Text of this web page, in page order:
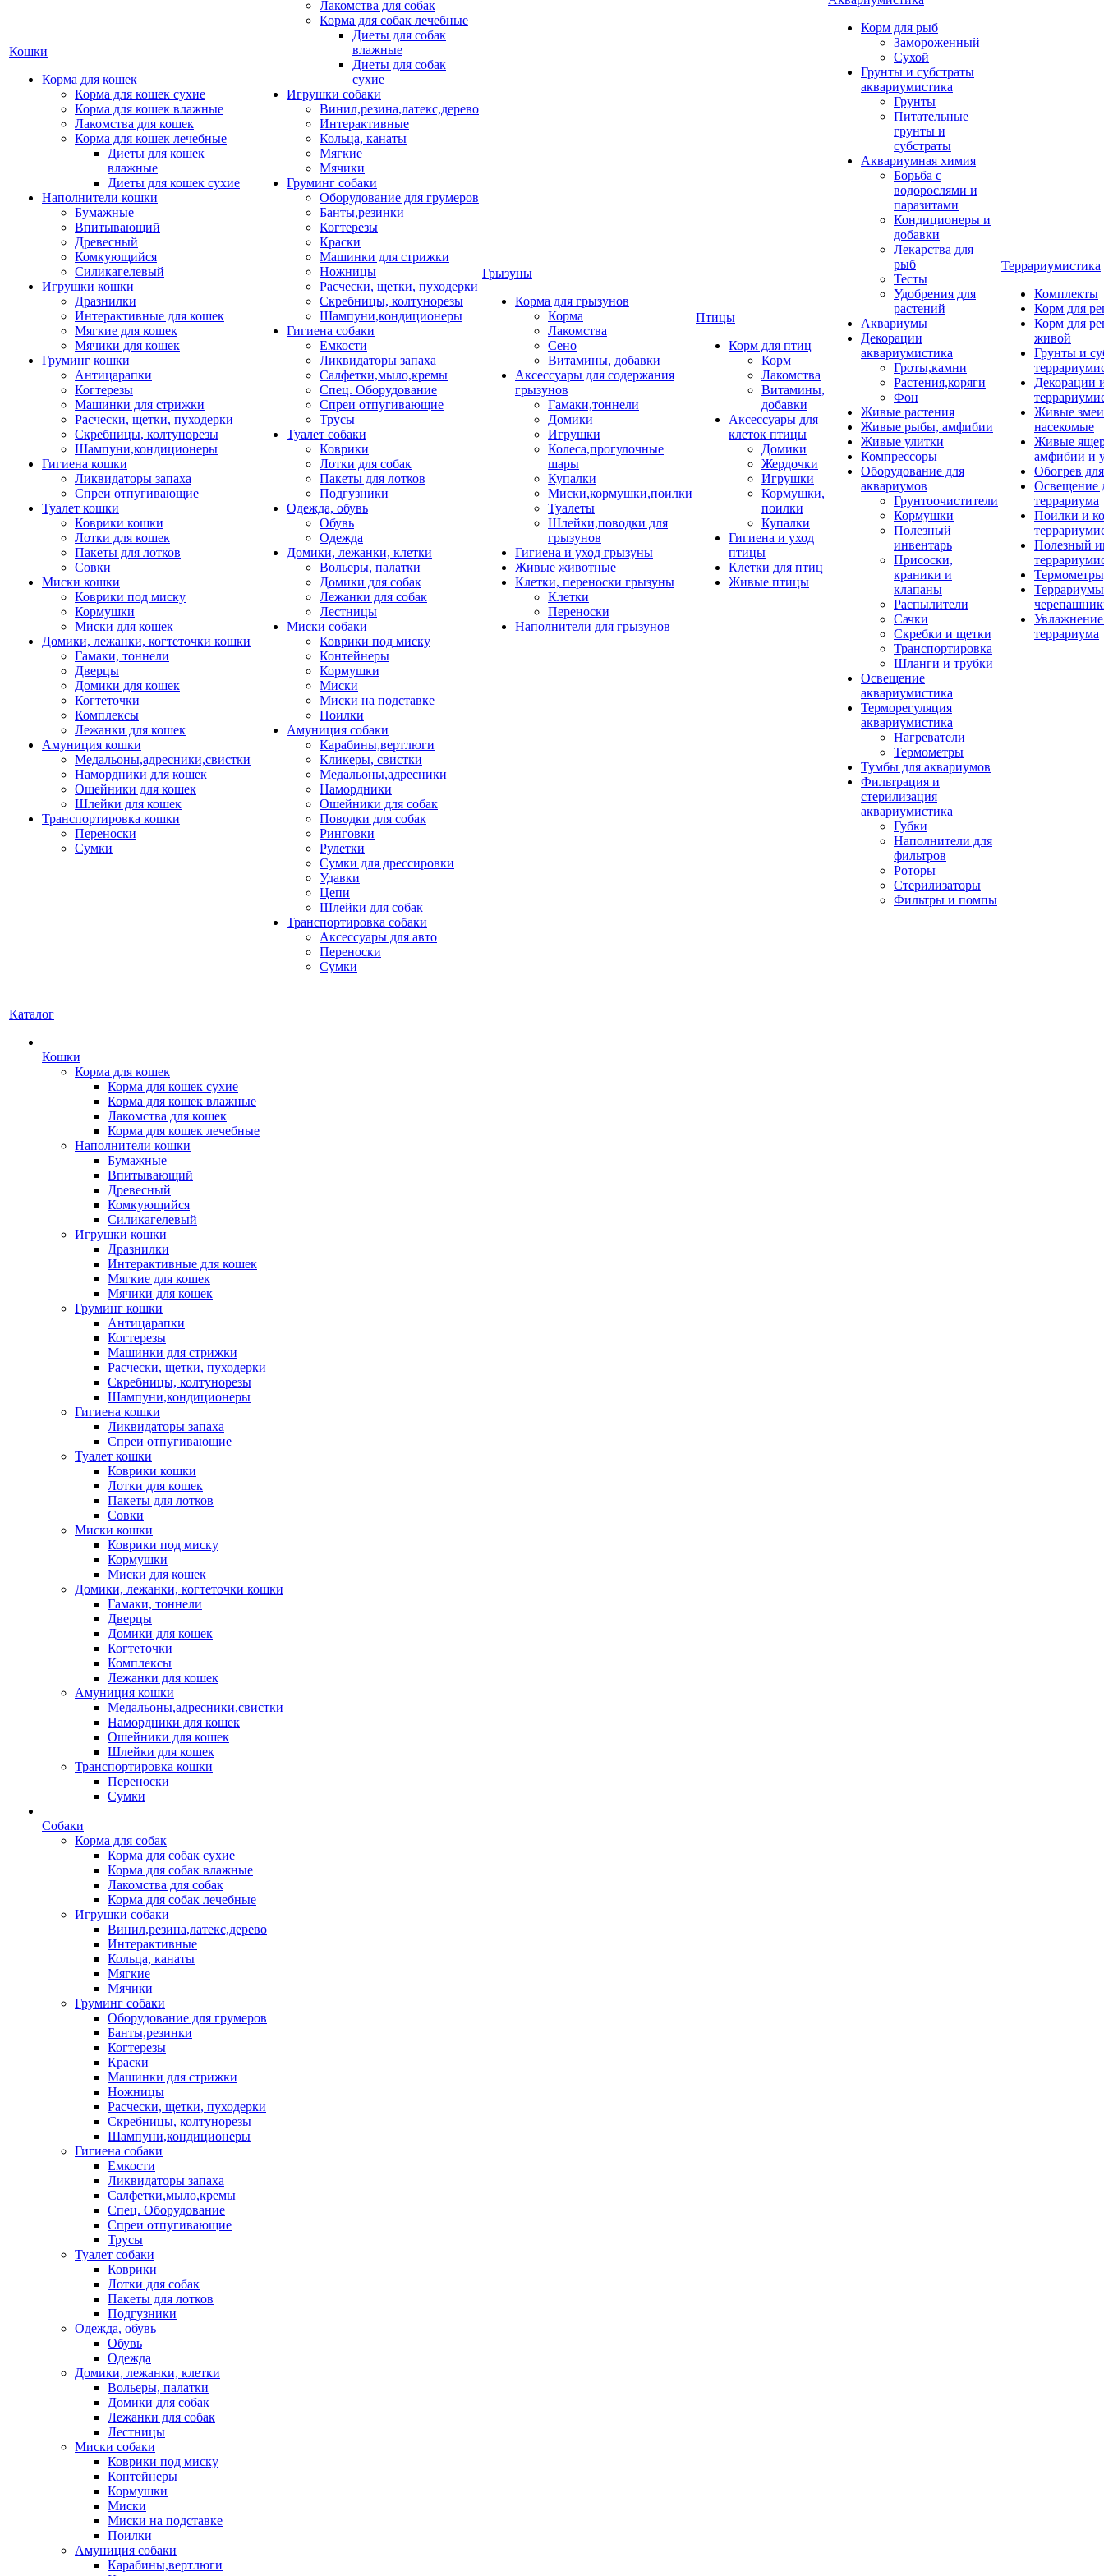
Кошки
Корма для кошек
Корма для кошек сухие
Корма для кошек влажные
Лакомства для кошек
Корма для кошек лечебные
Диеты для кошек
влажные
Диеты для кошек сухие
Наполнители кошки
Бумажные
Впитывающий
Древесный
Комкующийся
Силикагелевый
Игрушки кошки
Дразнилки
Интерактивные для кошек
Мягкие для кошек
Мячики для кошек
Груминг кошки
Антицарапки
Когтерезы
Машинки для стрижки
Расчески, щетки, пуходерки
Скребницы, колтунорезы
Шампуни,кондиционеры
Гигиена кошки
Ликвидаторы запаха
Спреи отпугивающие
Туалет кошки
Коврики кошки
Лотки для кошек
Пакеты для лотков
Совки
Миски кошки
Коврики под миску
Кормушки
Миски для кошек
Домики, лежанки, когтеточки кошки
Гамаки, тоннели
Дверцы
Домики для кошек
Когтеточки
Комплексы
Лежанки для кошек
Амуниция кошки
Медальоны,адресники,свистки
Намордники для кошек
Ошейники для кошек
Шлейки для кошек
Транспортировка кошки
Переноски
Сумки
Лакомства для собак
Корма для собак лечебные
Диеты для собак
влажные
Диеты для собак
сухие
Игрушки собаки
Винил,резина,латекс,дерево
Интерактивные
Кольца, канаты
Мягкие
Мячики
Груминг собаки
Оборудование для грумеров
Банты,резинки
Когтерезы
Краски
Машинки для стрижки
Ножницы
Расчески, щетки, пуходерки
Скребницы, колтунорезы
Шампуни,кондиционеры
Гигиена собаки
Емкости
Ликвидаторы запаха
Салфетки,мыло,кремы
Спец. Оборудование
Спреи отпугивающие
Трусы
Туалет собаки
Коврики
Лотки для собак
Пакеты для лотков
Подгузники
Одежда, обувь
Обувь
Одежда
Домики, лежанки, клетки
Вольеры, палатки
Домики для собак
Лежанки для собак
Лестницы
Миски собаки
Коврики под миску
Контейнеры
Кормушки
Миски
Миски на подставке
Поилки
Амуниция собаки
Карабины,вертлюги
Кликеры, свистки
Медальоны,адресники
Намордники
Ошейники для собак
Поводки для собак
Ринговки
Рулетки
Сумки для дрессировки
Удавки
Цепи
Шлейки для собак
Транспортировка собаки
Аксессуары для авто
Переноски
Сумки
Грызуны
Корма для грызунов
Корма
Лакомства
Сено
Витамины, добавки
Аксессуары для содержания
грызунов
Гамаки,тоннели
Домики
Игрушки
Колеса,прогулочные
шары
Купалки
Миски,кормушки,поилки
Туалеты
Шлейки,поводки для
грызунов
Гигиена и уход грызуны
Живые животные
Клетки, переноски грызуны
Клетки
Переноски
Наполнители для грызунов
Птицы
Корм для птиц
Корм
Лакомства
Витамины,
добавки
Аксессуары для
клеток птицы
Домики
Жердочки
Игрушки
Кормушки,
поилки
Купалки
Гигиена и уход
птицы
Клетки для птиц
Живые птицы
Корм для рыб
Замороженный
Сухой
Грунты и субстраты
аквариумистика
Грунты
Питательные
грунты и
субстраты
Аквариумная химия
Борьба с
водорослями и
паразитами
Кондиционеры и
добавки
Лекарства для
рыб
Тесты
Удобрения для
растений
Аквариумы
Декорации
аквариумистика
Гроты,камни
Растения,коряги
Фон
Живые растения
Живые рыбы, амфибии
Живые улитки
Компрессоры
Оборудование для
аквариумов
Грунтоочистители
Кормушки
Полезный
инвентарь
Присоски,
краники и
клапаны
Распылители
Сачки
Скребки и щетки
Транспортировка
Шланги и трубки
Освещение
аквариумистика
Терморегуляция
аквариумистика
Нагреватели
Термометры
Тумбы для аквариумов
Фильтрация и
стерилизация
аквариумистика
Губки
Наполнители для
фильтров
Роторы
Стерилизаторы
Фильтры и помпы
Террариумистика
Комплекты
Корм для
Корм для
живой
Грунты и
Декорации
Живые
насекомые
Живые
амфибии и
Обогрев
Освещение
террариума
Поилки и
Полезный
террариума
Каталог
Кошки
Корма для кошек
Корма для кошек сухие
Корма для кошек влажные
Лакомства для кошек
Корма для кошек лечебные
Наполнители кошки
Бумажные
Впитывающий
Древесный
Комкующийся
Силикагелевый
Игрушки кошки
Дразнилки
Интерактивные для кошек
Мягкие для кошек
Мячики для кошек
Груминг кошки
Антицарапки
Когтерезы
Машинки для стрижки
Расчески, щетки, пуходерки
Скребницы, колтунорезы
Шампуни,кондиционеры
Гигиена кошки
Ликвидаторы запаха
Спреи отпугивающие
Туалет кошки
Коврики кошки
Лотки для кошек
Пакеты для лотков
Совки
Миски кошки
Коврики под миску
Кормушки
Миски для кошек
Домики, лежанки, когтеточки кошки
Гамаки, тоннели
Дверцы
Домики для кошек
Когтеточки
Комплексы
Лежанки для кошек
Амуниция кошки
Медальоны,адресники,свистки
Намордники для кошек
Ошейники для кошек
Шлейки для кошек
Транспортировка кошки
Переноски
Сумки
Собаки
Корма для собак
Корма для собак сухие
Корма для собак влажные
Лакомства для собак
Корма для собак лечебные
Игрушки собаки
Винил,резина,латекс,дерево
Интерактивные
Кольца, канаты
Мягкие
Мячики
Груминг собаки
Оборудование для грумеров
Банты,резинки
Когтерезы
Краски
Машинки для стрижки
Ножницы
Расчески, щетки, пуходерки
Скребницы, колтунорезы
Шампуни,кондиционеры
Гигиена собаки
Емкости
Ликвидаторы запаха
Салфетки,мыло,кремы
Спец. Оборудование
Спреи отпугивающие
Трусы
Туалет собаки
Коврики
Лотки для собак
Пакеты для лотков
Подгузники
Одежда, обувь
Обувь
Одежда
Домики, лежанки, клетки
Вольеры, палатки
Домики для собак
Лежанки для собак
Лестницы
Миски собаки
Коврики под миску
Контейнеры
Кормушки
Миски
Миски на подставке
Поилки
Амуниция собаки
Карабины,вертлюги